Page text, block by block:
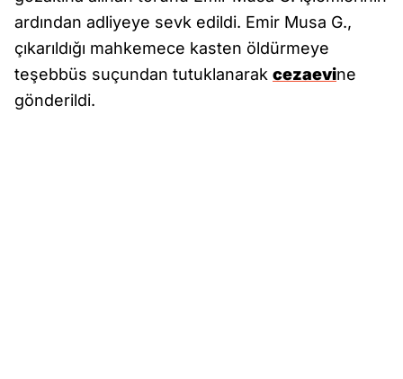
ardından adliyeye sevk edildi. Emir Musa G.,
çıkarıldığı mahkemece kasten öldürmeye
teşebbüs suçundan tutuklanarak cezaevine
gönderildi.